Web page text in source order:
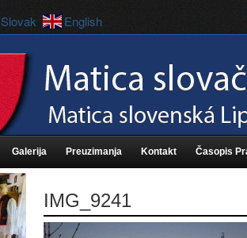
Galerija Preuzimanja Kontakt Časopis
IMG_9241
Slovak English